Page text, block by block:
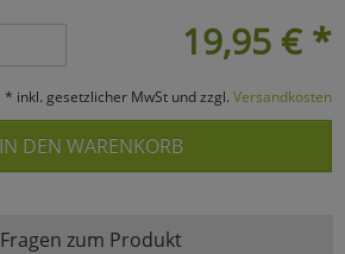
19,95 € *
* inkl. gesetzlicher MwSt und zzgl. Versandkosten
DEN WARENKORB
zum Produkt
Cookies
speichern
zurückzu Haupptseite